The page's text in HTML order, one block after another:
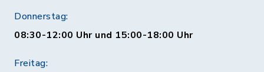
Donnerstag:
08:30-12:00 Uhr und 15:00-18:00 Uhr
Freitag: